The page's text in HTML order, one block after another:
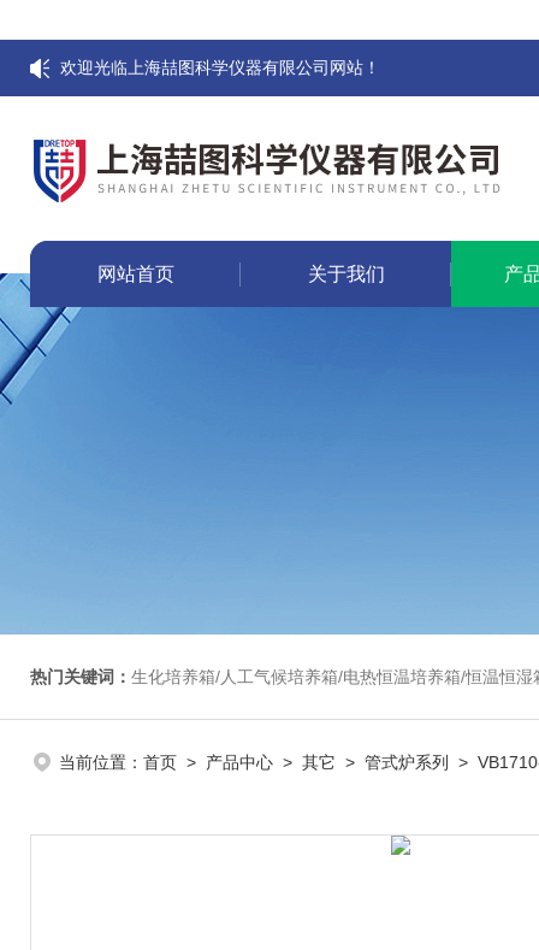
欢迎光临上海喆图科学仪器有限公司网站！
网站首页 关于我们 产
热门关键词： 生化培养箱/人工气候培养箱/电热恒温培养箱/恒温恒湿箱/光照培养箱/二氧化碳培养箱
当前位置： 首页 > 产品中心 > 其它 > 管式炉系列 >